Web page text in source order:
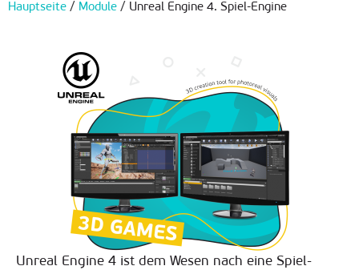
Hauptseite / Module / Unreal Engine 4. Spiel-Engine
Unreal Engine 4 ist dem Wesen nach eine Spiel-